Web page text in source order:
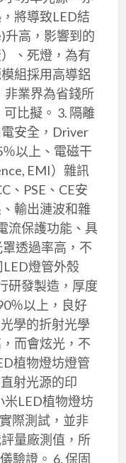
將導致LED結
升高，影響到的
、死燈，為有
組採用高導鋁
非業界為省錢所
比擬。 3. 隔離
安全，Driver
以上、電磁干
EMI）雜訊
、PSE、CE安
輸出漣波和雜
流保護功能、具
透過率高，不
燈管外殼
研發製造，厚度
％以上，良好
學的折射光學
而會炫光，不
植物燈坊燈管
射光源的印
米LED植物燈坊
際測試，並非
量廠測值，所
驗證。 6. 保固